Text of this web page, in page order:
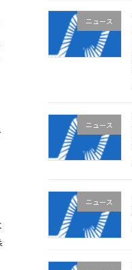
ニュース
ニュース
ニュース